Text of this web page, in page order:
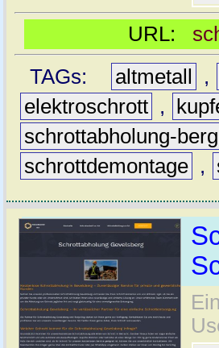
URL:
TAGs:
altmetall ,
elektroschrott ,
schrottabholung-
schrottdemontage ,